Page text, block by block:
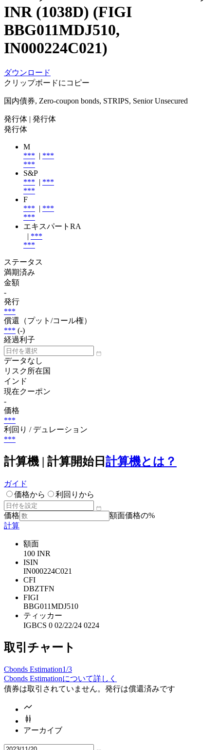
INR (1038D) (FIGI
BBG011MDJ510,
IN000224C021)
ダウンロード
クリップボードにコピー
国内債券, Zero-coupon bonds, STRIPS, Senior Unsecured
発行体 | 発行体
発行体
M
*** | ***
***
S&P
*** | ***
***
F
*** | ***
***
エキスパートRA
| ***
***
ステータス
満期済み
金額
-
発行
***
償還（プット/コール権）
*** (-)
経過利子
データなし
リスク所在国
インド
現在クーポン
-
価格
***
利回り / デュレーション
***
計算機 | 計算開始日 計算機とは？
ガイド
価格から
利回りから
価格
額面価格の%
計算
額面
100 INR
ISIN
IN000224C021
CFI
DBZTFN
FIGI
BBG011MDJ510
ティッカー
IGBCS 0 02/22/24 0224
取引チャート
Cbonds Estimation1/3
Cbonds Estimationについて詳しく
債券は取引されていません。発行は償還済みです
アーカイブ